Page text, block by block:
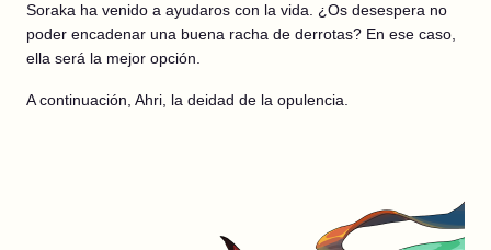
Soraka ha venido a ayudaros con la vida. ¿Os desespera no
poder encadenar una buena racha de derrotas? En ese caso,
ella será la mejor opción.
A continuación, Ahri, la deidad de la opulencia.